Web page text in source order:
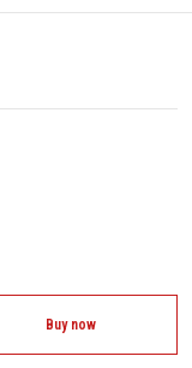
Buy now